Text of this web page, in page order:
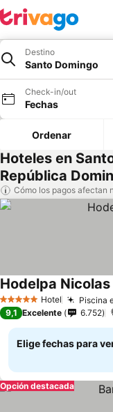
Destino
Santo Domingo
Check-in/out
Fechas
Ordenar
Hoteles en
República
Cómo los pagos afectan
5 Estrellas Hotel Piscina
Hodelpa
9,1 Excelente 6.752
Elige fechas para
Opción destacada